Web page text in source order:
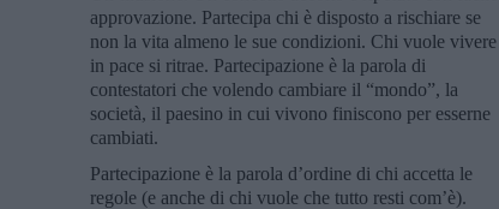
approvazione. Partecipa chi è disposto a rischiare se
non la vita almeno le sue condizioni. Chi vuole vivere
in pace si ritrae. Partecipazione è la parola di
contestatori che volendo cambiare il “mondo”, la
società, il paesino in cui vivono finiscono per esserne
cambiati.
Partecipazione è la parola d’ordine di chi accetta le
regole (e anche di chi vuole che tutto resti com’è).